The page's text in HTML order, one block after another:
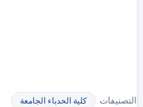
التصنيفات كلية الحدباء الجامعة